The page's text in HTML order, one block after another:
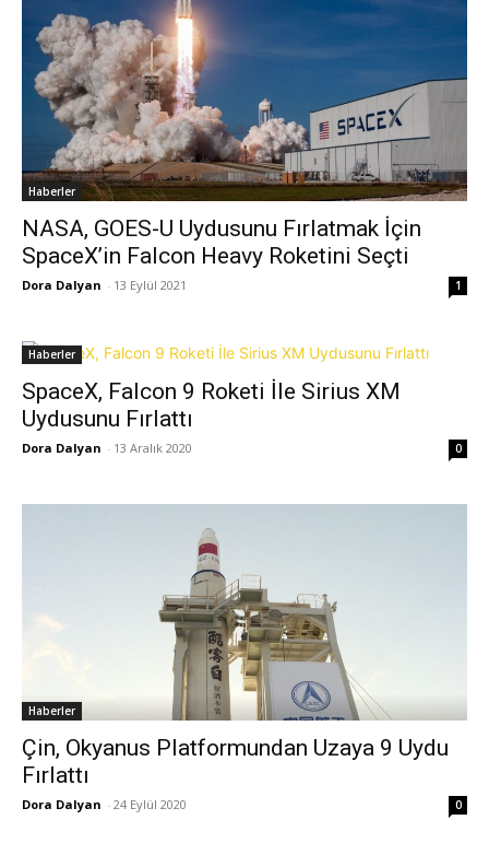
Haberler
NASA, GOES-U Uydusunu Fırlatmak İçin
SpaceX’in Falcon Heavy Roketini Seçti
Dora Dalyan - 13 Eylül 2021 1
Haberler
SpaceX, Falcon 9 Roketi İle Sirius XM
Uydusunu Fırlattı
Dora Dalyan - 13 Aralık 2020 0
Haberler
Çin, Okyanus Platformundan Uzaya 9 Uydu
Fırlattı
Dora Dalyan - 24 Eylül 2020 0